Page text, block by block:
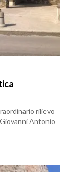
rilievo
Antonio